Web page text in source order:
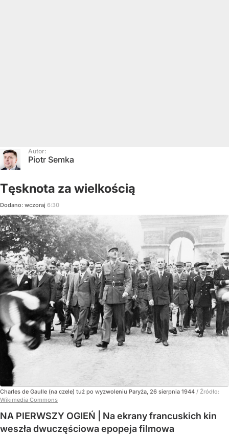
Autor:
Piotr Semka
Tęsknota za wielkością
Dodano: wczoraj 6:30
Charles de Gaulle (na czele) tuż po wyzwoleniu Paryża, 26 sierpnia 1944 / Źródło:
Wikimedia Commons
NA PIERWSZY OGIEŃ | Na ekrany francuskich kin
weszła dwuczęściowa epopeja filmowa